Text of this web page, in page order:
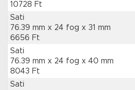
10728 Ft
Sati
76.39 mm x 24 fog x 31 mm
6656 Ft
Sati
76.39 mm x 24 fog x 40 mm
8043 Ft
Sati